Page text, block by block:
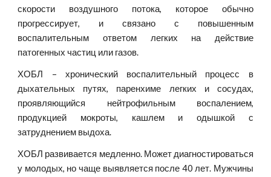
скорости воздушного потока, которое обычно
прогрессирует, и связано с повышенным
воспалительным ответом легких на действие
патогенных частиц или газов.
ХОБЛ – хронический воспалительный процесс в
дыхательных путях, паренхиме легких и сосудах,
проявляющийся нейтрофильным воспалением,
продукцией мокроты, кашлем и одышкой с
затруднением выдоха.
ХОБЛ развивается медленно. Может диагностироваться
у молодых, но чаще выявляется после 40 лет. Мужчины